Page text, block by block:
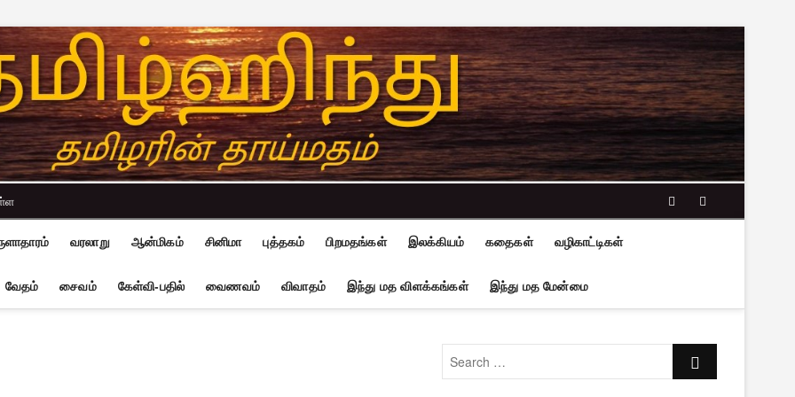
facebooktwitter
வரலாறு ஆன்மிகம் சினிமா புத்தகம் பிறமதங்கள் இலக்கியம் கதைகள் வழிகாட்டிகள்
வேதம் சைவம் கேள்வி-பதில் வைணவம் விவாதம் இந்து மத விளக்கங்கள் இந்து மத மேன்மை